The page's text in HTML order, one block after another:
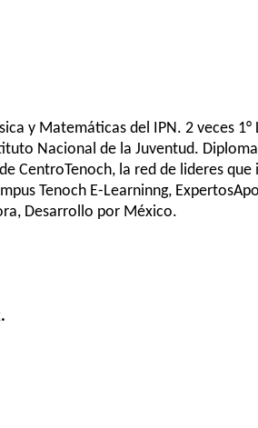
y Matemáticas del IPN. 2 veces
Nacional de la Juventud.
CentroTenoch, la red de lideres
Tenoch E-Learninng,
Desarrollo por México.